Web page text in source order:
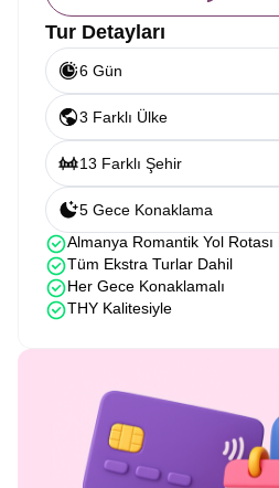
Tur Detayları
6 Gün
3 Farklı Ülke
13 Farklı Şehir
5 Gece Konaklama
Almanya Romantik Yol Rotası
Tüm Ekstra Turlar Dahil
Her Gece Konaklamalı
THY Kalitesiyle